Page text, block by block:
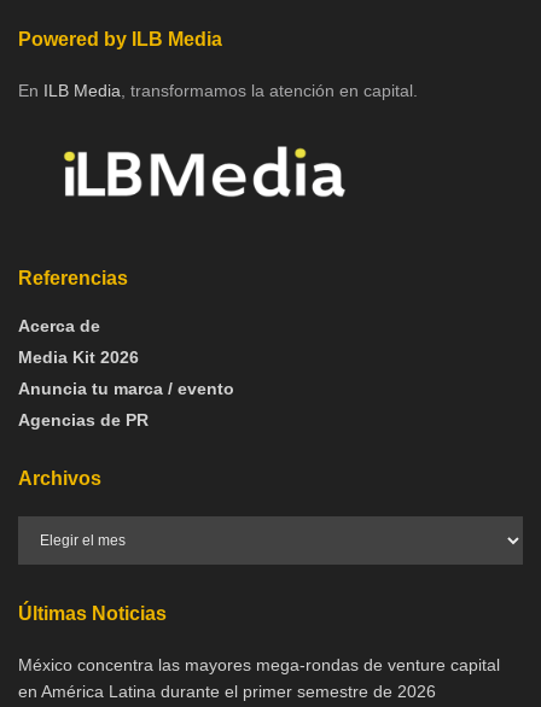
Powered by ILB Media
En ILB Media , transformamos la atención en capital.
Referencias
Acerca de
Media Kit 2026
Anuncia tu marca / evento
Agencias de PR
Archivos
Últimas Noticias
México concentra las mayores mega-rondas de venture capital
en América Latina durante el primer semestre de 2026